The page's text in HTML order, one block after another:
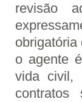
revisão
obrigatória
o agente
vida civil,
contratos